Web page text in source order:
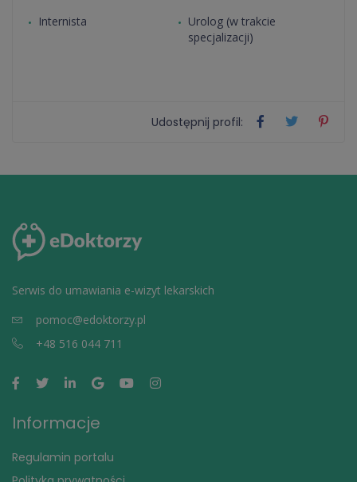
Internista
Urolog (w trakcie
specjalizacji)
Udostępnij profil:
Serwis do umawiania e-wizyt lekarskich
pomoc@edoktorzy.pl
+48 516 044 711
Informacje
Regulamin portalu